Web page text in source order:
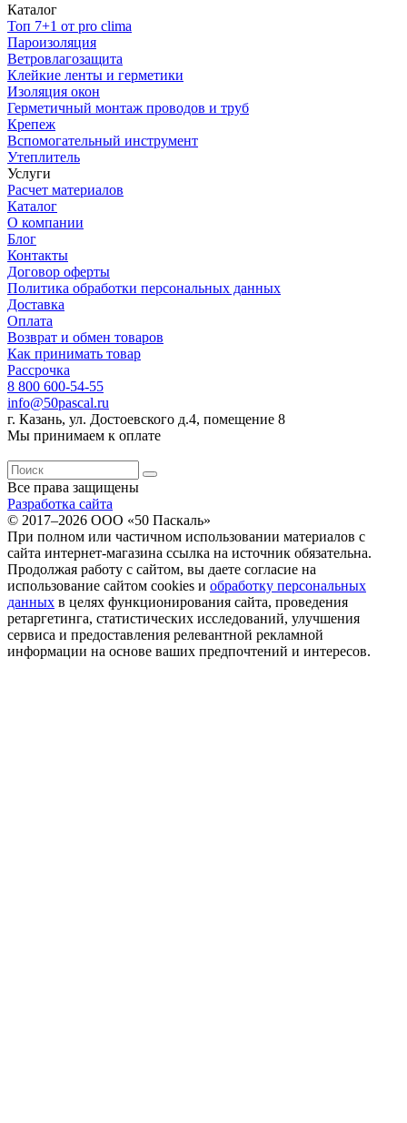
Каталог
Топ 7+1 от pro clima
Пароизоляция
Ветровлагозащита
Клейкие ленты и герметики
Изоляция окон
Герметичный монтаж проводов и труб
Крепеж
Вспомогательный инструмент
Утеплитель
Услуги
Расчет материалов
Каталог
О компании
Блог
Контакты
Договор оферты
Политика обработки персональных данных
Доставка
Оплата
Возврат и обмен товаров
Как принимать товар
Рассрочка
8 800 600-54-55
info@50pascal.ru
г. Казань, ул. Достоевского д.4, помещение 8
Мы принимаем к оплате
Все права защищены
Разработка сайта
© 2017–2026 ООО «50 Паскаль»
При полном или частичном использовании материалов с
сайта интернет-магазина ссылка на источник обязательна.
Продолжая работу с сайтом, вы даете согласие на
использование сайтом cookies и обработку персональных
данных в целях функционирования сайта, проведения
ретаргетинга, статистических исследований, улучшения
сервиса и предоставления релевантной рекламной
информации на основе ваших предпочтений и интересов.